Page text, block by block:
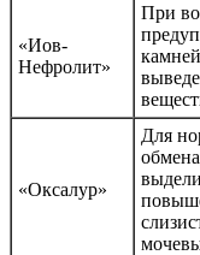
«Иов-
Нефролит»
При
«Оксалур»
Для